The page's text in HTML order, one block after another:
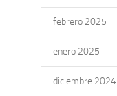
febrero 2025
enero 2025
diciembre 2024